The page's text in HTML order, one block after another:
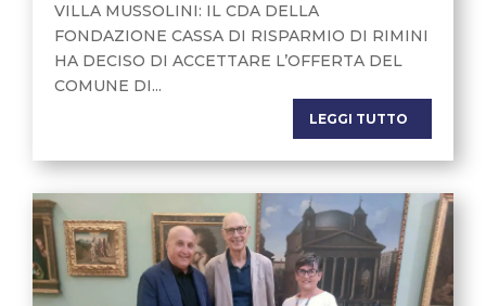
VILLA MUSSOLINI: IL CDA DELLA
FONDAZIONE CASSA DI RISPARMIO DI RIMINI
HA DECISO DI ACCETTARE L’OFFERTA DEL
COMUNE DI...
LEGGI TUTTO